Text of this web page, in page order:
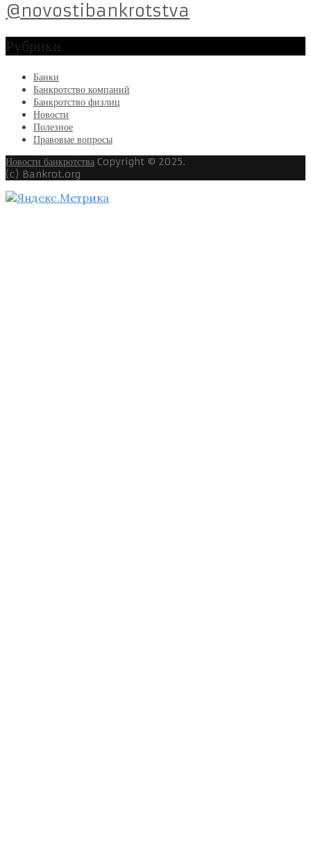
@novostibankrotstva
Рубрики
Банки
Банкротство компаний
Банкротство физлиц
Новости
Полезное
Правовые вопросы
Новости банкротства Copyright © 2025.
(c) Bankrot.org